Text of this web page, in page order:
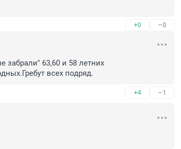
+0 –0
забрали" 63,60 и 58 летних
всех подряд.
+4 –1